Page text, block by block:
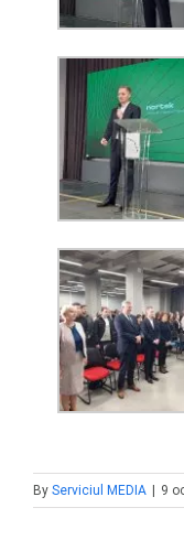
By Serviciul MEDIA 9